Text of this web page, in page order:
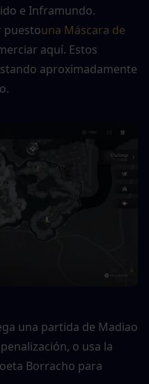
e Inframundo.
puestouna Máscara de
aquí. Estos
aproximadamente
una partida de Madiao
o usa la
Borracho para